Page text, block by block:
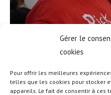
Gérer le
cookies
Pour offrir les meilleures
telles que les cookies pour stocker
appareils. Le fait de consentir à ces